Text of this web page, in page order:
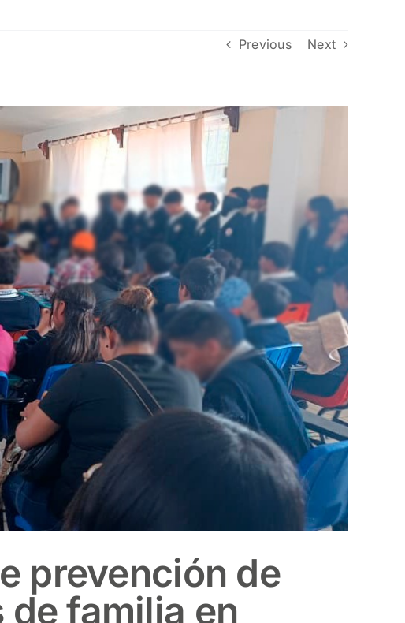
Previous Next
prevención de
familia en